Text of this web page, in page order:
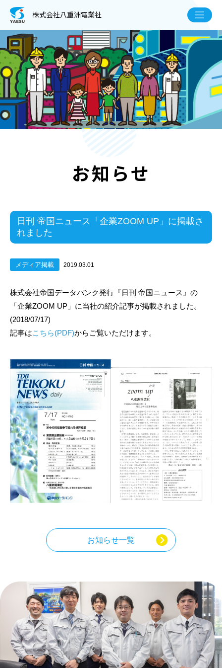
株式会社八重洲電業社
お知らせ
日刊 帝国ニュース「企業ZOOM UP」に掲載さ
れました
メディア掲載 2019.03.01
株式会社帝国データバンク発行『日刊 帝国ニュース』の
「企業ZOOM UP」に当社の紹介記事が掲載されました。
(2018/07/17)
記事はこちら(PDF)からご覧いただけます。
お知らせ一覧